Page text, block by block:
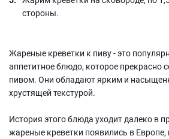
стороны.
Жареные креветки к пиву - это
аппетитное блюдо, которое прекрасно
пивом. Они обладают ярким и
хрустящей текстурой.
История этого блюда уходит далеко в
жареные креветки появились в Европе,